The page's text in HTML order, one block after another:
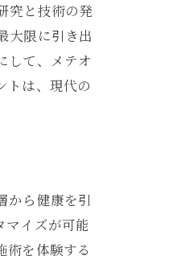
究と技術の発
大限に引き出
して、メテオ
トは、現代の
から健康を引
マイズが可能
術を体験する